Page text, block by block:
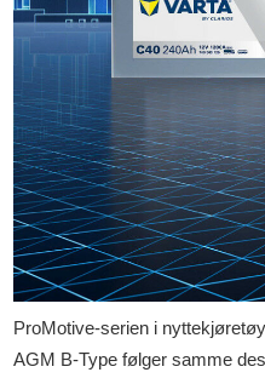
ProMotive-serien i
AGM B-Type følger samme